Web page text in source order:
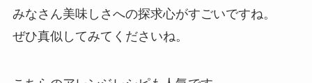
みなさん美味しさへの探求心がすごいですね。
ぜひ真似してみてくださいね。